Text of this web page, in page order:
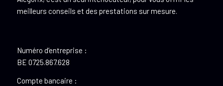
meilleurs conseils et des prestations sur mesure.
Numéro d’entreprise :
BE 0725.867.628
Compte bancaire :